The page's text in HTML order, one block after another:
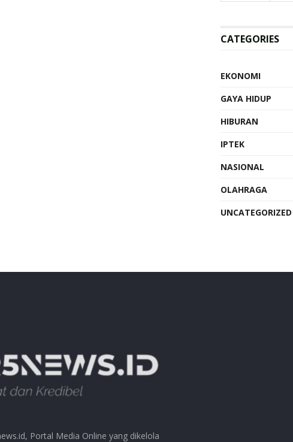
CATEGORIES
EKONOMI
GAYA HIDUP
HIBURAN
IPTEK
NASIONAL
OLAHRAGA
UNCATEGORIZED
Portal Media Online yang dikelola